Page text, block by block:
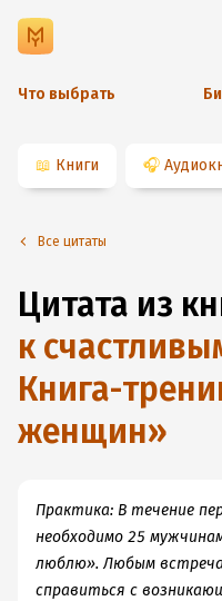
Что выбрать
📖 Книги 🎧
Все цитаты
Цитата из
к
Книга-
женщин»
Практика: В течение
необходимо 25
люблю». Любым
справиться с